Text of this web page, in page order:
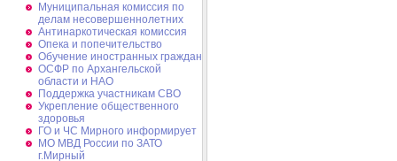
Муниципальная комиссия по
делам несовершеннолетних
Антинаркотическая комиссия
Опека и попечительство
Обучение иностранных граждан
ОСФР по Архангельской
области и НАО
Поддержка участникам СВО
Укрепление общественного
здоровья
ГО и ЧС Мирного информирует
МО МВД России по ЗАТО
г.Мирный